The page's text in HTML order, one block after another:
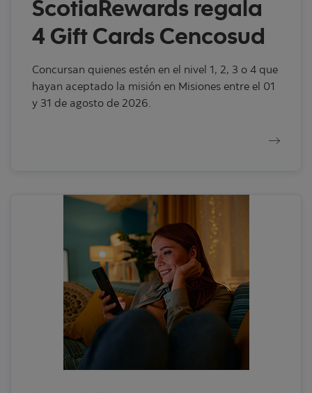
ScotiaRewards regala
4 Gift Cards Cencosud
Concursan quienes estén en el nivel 1, 2, 3 o 4 que
hayan aceptado la misión en Misiones entre el 01
y 31 de agosto de 2026.